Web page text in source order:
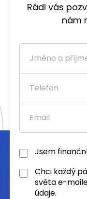
Rádi vás
nám
Jsem
Chci každý
světa e-
údaje.